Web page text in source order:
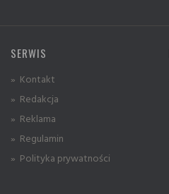
SERWIS
» Kontakt
» Redakcja
» Reklama
» Regulamin
» Polityka prywatności